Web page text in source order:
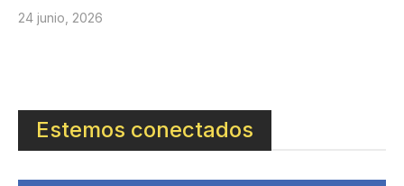
24 junio, 2026
Estemos conectados